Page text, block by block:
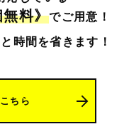
無料》でご用意！
時間を省きます！
ちら